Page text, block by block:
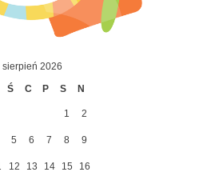
sierpień 2026
Ś C P S N
1 2
5 6 7 8 9
12 13 14 15 16